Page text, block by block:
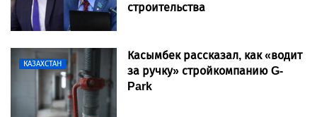
строительства
КАЗАХСТАН
Касымбек рассказал, как «водит
за ручку» стройкомпанию G-
Park